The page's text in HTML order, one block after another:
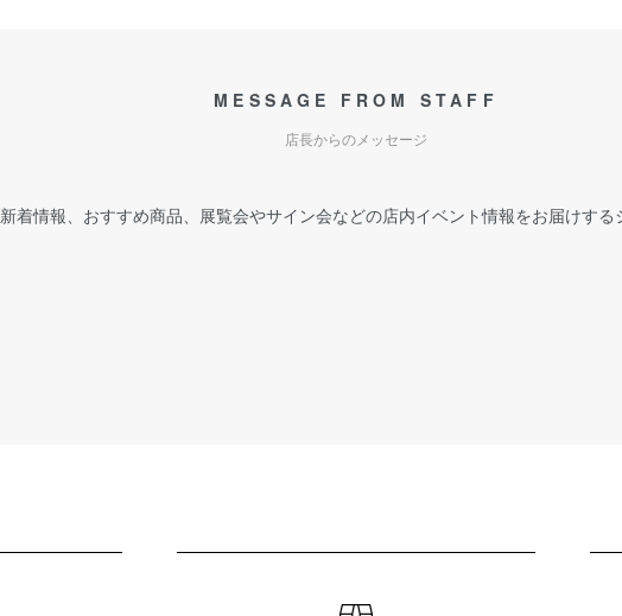
MESSAGE FROM STAFF
店長からのメッセージ
新着情報、おすすめ商品、展覧会やサイン会などの店内イベント情報をお届けする